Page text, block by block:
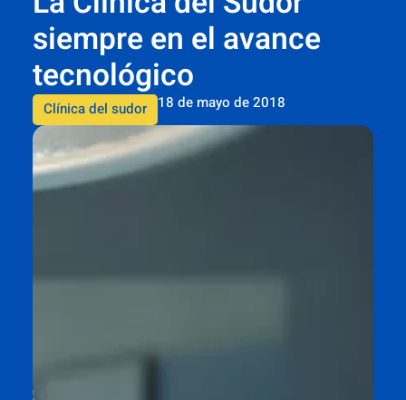
siempre en el avance
tecnológico
Clínica del sudor 18 de mayo de 2018